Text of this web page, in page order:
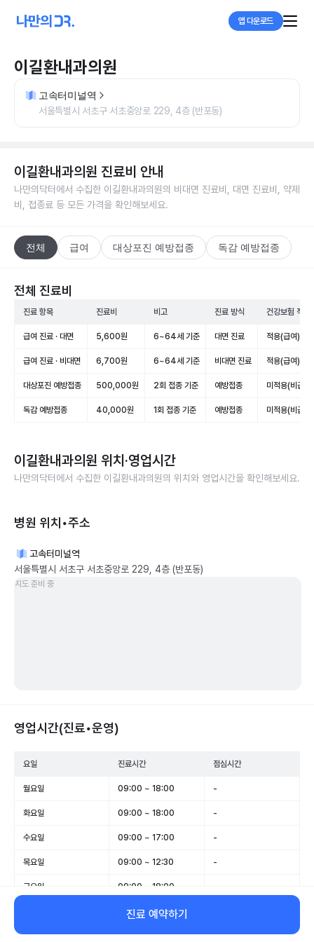
앱 다운로드
이길환내과의원
고속터미널역
서울특별시 서초구 서초중앙로 229, 4층 (반포동)
이길환내과의원 진료비 안내
나만의닥터에서 수집한 이길환내과의원의 비대면 진료비, 대면 진료비, 약제
비, 접종료 등 모든 가격을 확인해보세요.
전체 급여 대상포진 예방접종 독감 예방접종
전체 진료비
진료 항목 진료비 비고 진료 방식 건강보험 적용
급여 진료 · 대면 5,600원 6~64세 기준 대면 진료 적용(급여)
급여 진료 · 비대면 6,700원 6~64세 기준 비대면 진료 적용(급여)
대상포진 예방접종 500,000원 2회 접종 기준 예방접종 미적용(비급여)
독감 예방접종 40,000원 1회 접종 기준 예방접종 미적용(비급여)
이길환내과의원 위치·영업시간
나만의닥터에서 수집한 이길환내과의원의 위치와 영업시간을 확인해보세요.
병원 위치•주소
고속터미널역
서울특별시 서초구 서초중앙로 229, 4층 (반포동)
지도 준비 중
영업시간(진료•운영)
요일 진료시간 점심시간
월요일 09:00 ~ 18:00 -
화요일 09:00 ~ 18:00 -
수요일 09:00 ~ 17:00 -
목요일 09:00 ~ 12:30 -
금요일 09:00 ~ 18:00
09:00 ~ 13:00
일요일 휴무 -
진료 예약하기